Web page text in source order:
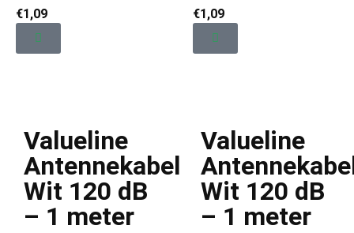
€1,09 €1,09
Valueline
Antennekabel
Wit 120 dB
– 1 meter
Valueline
Wit 120 dB
– 1 meter